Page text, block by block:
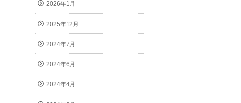
2026年1月
2025年12月
2024年7月
2024年6月
2024年4月